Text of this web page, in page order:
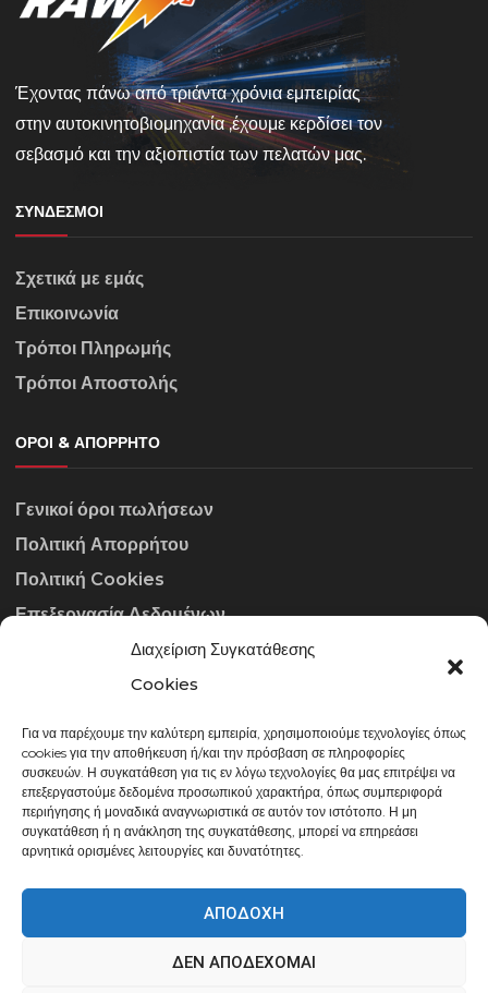
Διαχείριση Συγκατάθεσης
Cookies
Για να παρέχουμε την καλύτερη εμπειρία, χρησιμοποιούμε τεχνολογίες όπως
cookies για την αποθήκευση ή/και την πρόσβαση σε πληροφορίες
συσκευών. Η συγκατάθεση για τις εν λόγω τεχνολογίες θα μας επιτρέψει να
επεξεργαστούμε δεδομένα προσωπικού χαρακτήρα, όπως συμπεριφορά
περιήγησης ή μοναδικά αναγνωριστικά σε αυτόν τον ιστότοπο. Η μη
συγκατάθεση ή η ανάκληση της συγκατάθεσης, μπορεί να επηρεάσει
αρνητικά ορισμένες λειτουργίες και δυνατότητες.
ΑΠΟΔΟΧΉ
ΔΕΝ ΑΠΟΔΈΧΟΜΑΙ
Έχοντας πάνω από τριάντα χρόνια εμπειρίας
στην αυτοκινητοβιομηχανία ,έχουμε κερδίσει τον
σεβασμό και την αξιοπιστία των πελατών μας.
ΣΎΝΔΕΣΜΟΙ
Σχετικά με εμάς
Επικοινωνία
Τρόποι Πληρωμής
Τρόποι Αποστολής
ΌΡΟΙ & ΑΠΌΡΡΗΤΟ
Γενικοί όροι πωλήσεων
Πολιτική Απορρήτου
Πολιτική Cookies
Επεξεργασία Δεδομένων
ΣΤΟΙΧΕΊΑ ΕΠΙΚΟΙΝΩΝΊΑΣ
info@gowithraw.gr
24310 35062
Δευ. - Παρ. 08:00 - 20:00
gowithraw.gr © 2020 | Powered by